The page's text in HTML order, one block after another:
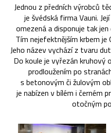
Jednou z předních výrobců
je švédská firma Vauni.
omezená a disponuje tak
Tím nejefektnějším krbem je
Jeho název vychází z tvaru
Do koule je vyřezán kruhový
prodloužením po
s betonovým či žulovým
je nabízen v bílém i černém
otočným